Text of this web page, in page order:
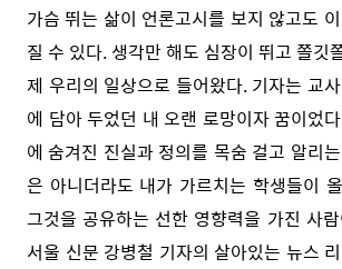
가슴 뛰는 삶이 언론고시를 보지 않고도
질 수 있다. 생각만 해도 심장이 뛰고 쫄깃
제 우리의 일상으로 들어왔다. 기자는 교
에 담아 두었던 내 오랜 로망이자 꿈이었
에 숨겨진 진실과 정의를 목숨 걸고 알리
은 아니더라도 내가 가르치는 학생들이
그것을 공유하는 선한 영향력을 가진 사
서울 신문 강병철 기자의 살아있는 뉴스